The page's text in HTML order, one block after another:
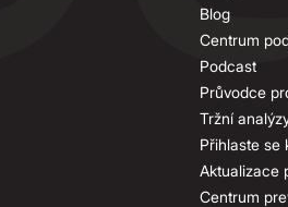
Blog
Centrum
Podcast
Průvodce
Tržní
Přihlaste se
Aktualizace
Centrum